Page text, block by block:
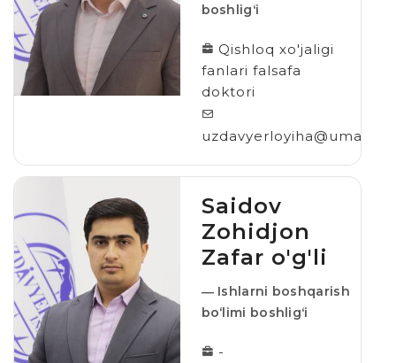
boshligʻi
Qishloq xo'jaligi
fanlari falsafa
doktori
uzdavyerloyiha@umail.uz
Saidov
Zohidjon
Zafar o'g'li
― Ishlarni boshqarish
bo‘limi boshligʻi
-